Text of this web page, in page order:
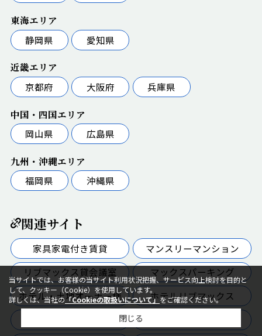
東海エリア
静岡県
愛知県
近畿エリア
京都府
大阪府 兵庫県
中国・四国エリア
岡山県
広島県
九州・沖縄エリア
福岡県
沖縄県
関連サイト
家具家電付き賃貸
マンスリーマンション
リブマックス貸会議室
マックスパーキング
ホテル・土地オーナー様
ホテルリブマックス
当サイトでは、お客様の当サイト利用状況把握、サービス向上検討を目的と
して、クッキー（Cookie）を使用しています。
詳しくは、当社の「Cookieの取扱いについて」をご確認ください。
閉じる